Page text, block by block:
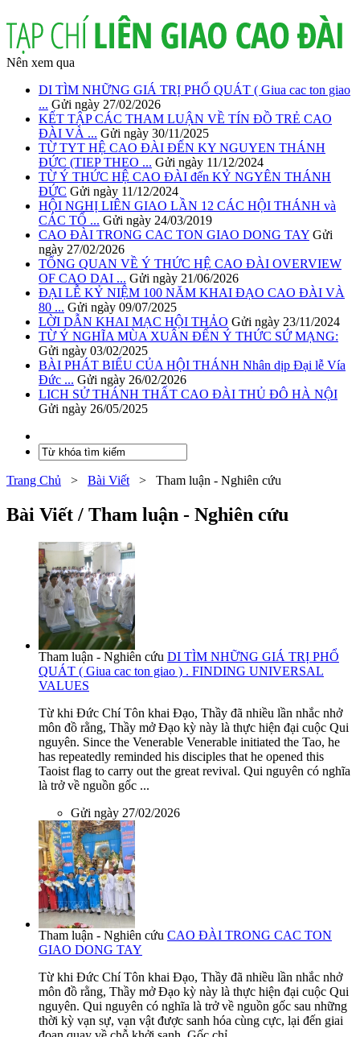
Nên xem qua
DI TÌM NHỮNG GIÁ TRỊ PHỔ QUÁT ( Giua cac ton giao
... Gửi ngày 27/02/2026
KẾT TẬP CÁC THAM LUẬN VỀ TÍN ĐỒ TRẺ CAO
ĐÀI VÀ ... Gửi ngày 30/11/2025
TỪ TYT HỆ CAO ĐÀI ĐẾN KY NGUYEN THÁNH
ĐỨC (TIEP THEO ... Gửi ngày 11/12/2024
TỪ Ý THỨC HỆ CAO ĐÀI đến KỶ NGYÊN THÁNH
ĐỨC Gửi ngày 11/12/2024
HỘI NGHỊ LIÊN GIAO LẦN 12 CÁC HỘI THÁNH và
CÁC TỔ ... Gửi ngày 24/03/2019
CAO ĐÀI TRONG CAC TON GIAO DONG TAY Gửi
ngày 27/02/2026
TỔNG QUAN VỀ Ý THỨC HỆ CAO ĐÀI OVERVIEW
OF CAO DAI ... Gửi ngày 21/06/2026
ĐẠI LỄ KỶ NIỆM 100 NĂM KHAI ĐẠO CAO ĐÀI VÀ
80 ... Gửi ngày 09/07/2025
LỜI DẪN KHAI MẠC HỘI THẢO Gửi ngày 23/11/2024
TỪ Ý NGHĨA MÙA XUÂN ĐẾN Ý THỨC SỨ MẠNG:
Gửi ngày 03/02/2025
BÀI PHÁT BIỂU CỦA HỘI THÁNH Nhân dịp Đại lễ Vía
Đức ... Gửi ngày 26/02/2026
LICH SỬ THÁNH THẤT CAO ĐÀI THỦ ĐÔ HÀ NỘI
Gửi ngày 26/05/2025
Trang Chủ > Bài Viết > Tham luận - Nghiên cứu
Bài Viết / Tham luận - Nghiên cứu
Tham luận - Nghiên cứu DI TÌM NHỮNG GIÁ TRỊ PHỔ
QUÁT ( Giua cac ton giao ) . FINDING UNIVERSAL
VALUES
Từ khi Đức Chí Tôn khai Đạo, Thầy đã nhiều lần nhắc nhở
môn đồ rằng, Thầy mở Đạo kỳ này là thực hiện đại cuộc Qui
nguyên. Since the Venerable Venerable initiated the Tao, he
has repeatedly reminded his disciples that he opened this
Taoist flag to carry out the great revival. Qui nguyên có nghĩa
là trở về nguồn gốc ...
Gửi ngày 27/02/2026
Tham luận - Nghiên cứu CAO ĐÀI TRONG CAC TON
GIAO DONG TAY
Từ khi Đức Chí Tôn khai Đạo, Thầy đã nhiều lần nhắc nhở
môn đồ rằng, Thầy mở Đạo kỳ này là thực hiện đại cuộc Qui
nguyên. Qui nguyên có nghĩa là trở về nguồn gốc sau những
thời kỳ vạn sự, vạn vật được sanh hóa cùng cực, lại đến giai